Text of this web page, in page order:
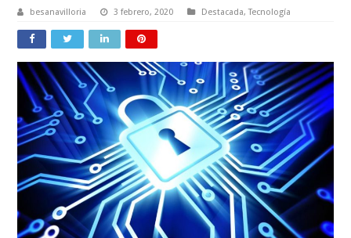
besanavilloria 3 febrero, 2020 Destacada,Tecnología